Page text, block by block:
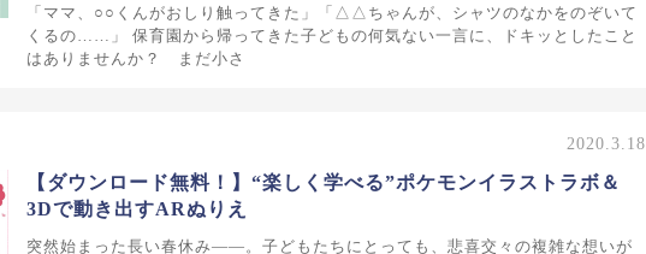
「ママ、○○くんがおしり触ってきた」「△△ちゃんが、シャツのなかをのぞいて
くるの……」 保育園から帰ってきた子どもの何気ない一言に、ドキッとしたこと
はありませんか？ まだ小さ
2020.3.18
【ダウンロード無料！】“楽しく学べる”ポケモンイラストラボ＆
3Dで動き出すARぬりえ
突然始まった長い春休み――。子どもたちにとっても、悲喜交々の複雑な想いが